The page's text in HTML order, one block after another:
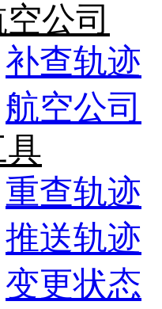
公司
补查轨迹
航空公司
具
重查轨迹
推送轨迹
变更状态